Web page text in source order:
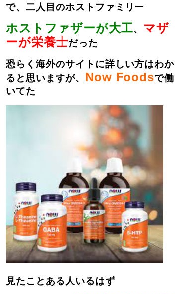
で、二人目のホストファミリー
ホストファザーが大工、 マザ
ーが栄養士だった
恐らく海外のサイトに詳しい方はわか
ると思いますが、 Now Foodsで働
いてた
見たことある人いるはず